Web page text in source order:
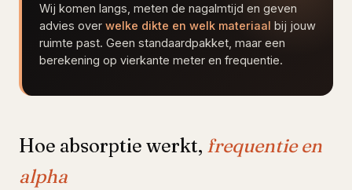
Wij komen langs, meten de nagalmtijd en geven
advies over welke dikte en welk materiaal bij jouw
ruimte past. Geen standaardpakket, maar een
berekening op vierkante meter en frequentie.
Hoe absorptie werkt, frequentie en
alpha